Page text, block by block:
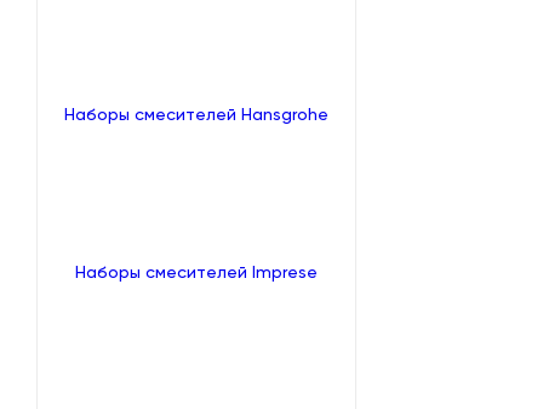
Наборы смесителей Hansgrohe
Наборы смесителей Imprese